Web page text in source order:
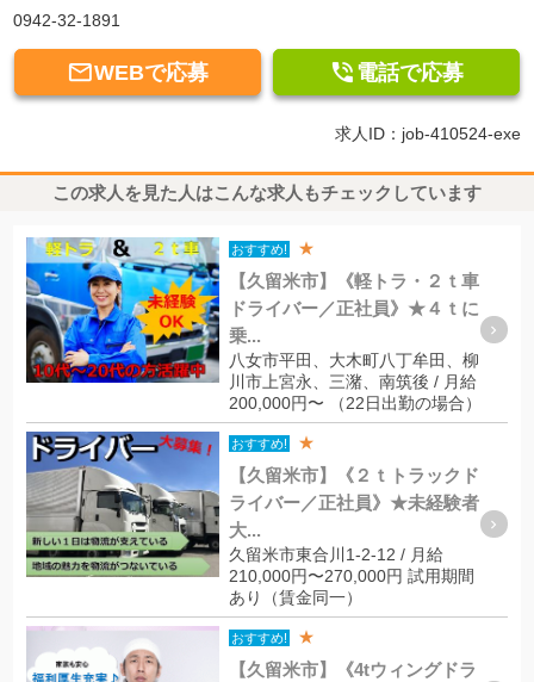
0942-32-1891
WEBで応募  電話で応募
求人ID：job-410524-exe
この求人を見た人はこんな求人もチェックしています
おすすめ! ★
【久留米市】《軽トラ・２ｔ車
ドライバー／正社員》★４ｔに
乗...
八女市平田、大木町八丁牟田、柳
川市上宮永、三潴、南筑後 / 月給
200,000円〜 （22日出勤の場合）
おすすめ! ★
【久留米市】《２ｔトラックド
ライバー／正社員》★未経験者
大...
久留米市東合川1-2-12 / 月給
210,000円〜270,000円 試用期間
あり（賃金同一）
おすすめ! ★
【久留米市】《4tウィングドラ